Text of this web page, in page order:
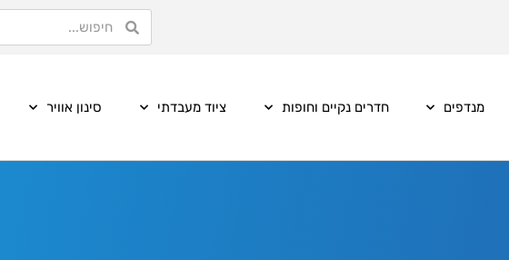
מנדפים חדרים נקיים וחופות ציוד מעבדתי סינון אוויר